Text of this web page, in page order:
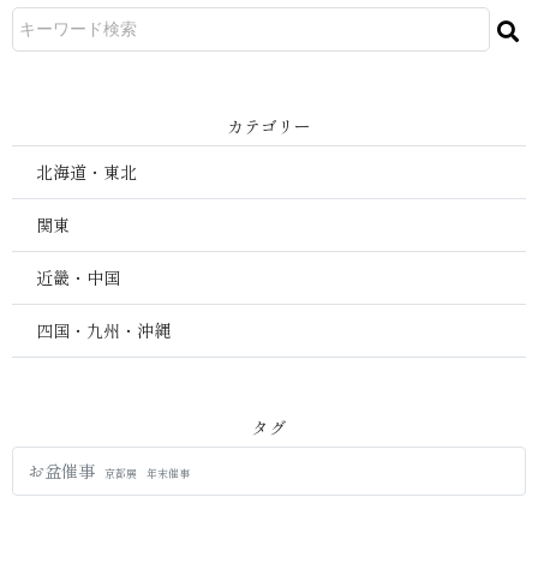
カテゴリー
北海道・東北
関東
近畿・中国
四国・九州・沖縄
タグ
お盆催事
京都展 年末催事